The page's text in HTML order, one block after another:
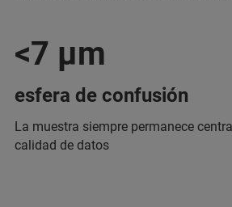
<7 µm
esfera de confusión
La muestra siempre permanece
calidad de datos